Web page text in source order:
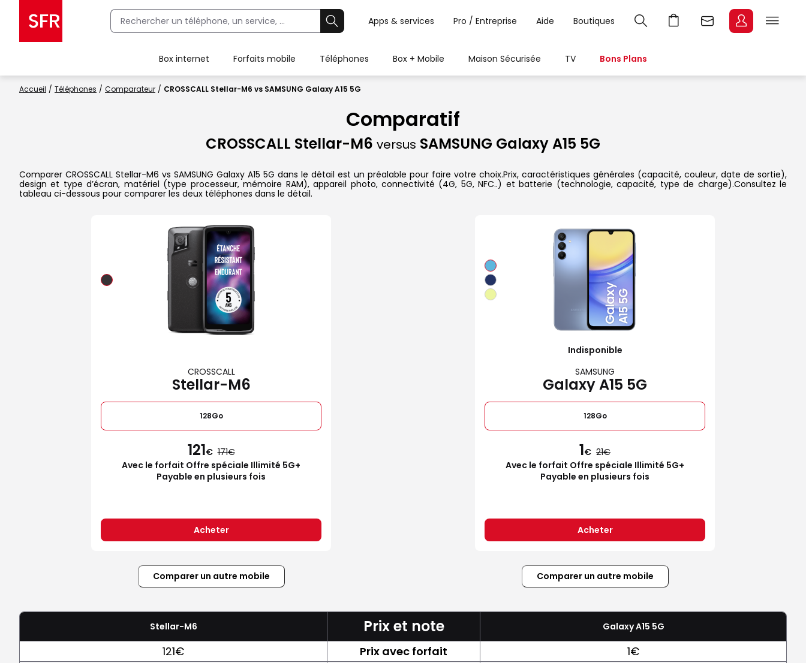
Apps & services Pro / Entreprise Aide Boutiques
Box internet Forfaits mobile Téléphones Box + Mobile Maison Sécurisée TV Bons Plans
Accueil Téléphones Comparateur CROSSCALL Stellar-M6 vs SAMSUNG Galaxy A15 5G
Comparatif
CROSSCALL Stellar-M6 versus SAMSUNG Galaxy A15 5G
Comparer CROSSCALL Stellar-M6 vs SAMSUNG Galaxy A15 5G dans le détail est un préalable pour faire votre choix.Prix, caractéristiques générales (capacité, couleur, date de sortie),
design et type d’écran, matériel (type processeur, mémoire RAM), appareil photo, connectivité (4G, 5G, NFC..) et batterie (technologie, capacité, type de charge).Consultez le
tableau ci-dessous pour comparer les deux téléphones dans le détail.
CROSSCALL
Stellar-M6
128Go
121€ 171
Avec le forfait Offre spéciale Illimité 5G+
Payable en plusieurs fois
Acheter
Indisponible
SAMSUNG
Galaxy A15 5G
128Go
1€ 21
Avec le forfait Offre spéciale Illimité 5G+
Payable en plusieurs fois
Acheter
Comparer un autre mobile Comparer un autre mobile
Stellar-M6 Prix et note Galaxy A15 5G
121€ Prix avec forfait
1€